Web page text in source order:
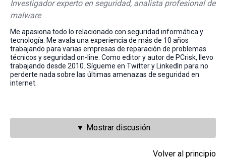
Investigador experto en seguridad, analista profesional de
malware
Me apasiona todo lo relacionado con seguridad informática y
tecnología. Me avala una experiencia de más de 10 años
trabajando para varias empresas de reparación de problemas
técnicos y seguridad on-line. Como editor y autor de PCrisk, llevo
trabajando desde 2010. Sígueme en Twitter y LinkedIn para no
perderte nada sobre las últimas amenazas de seguridad en
internet.
▼ Mostrar discusión
Volver al principio